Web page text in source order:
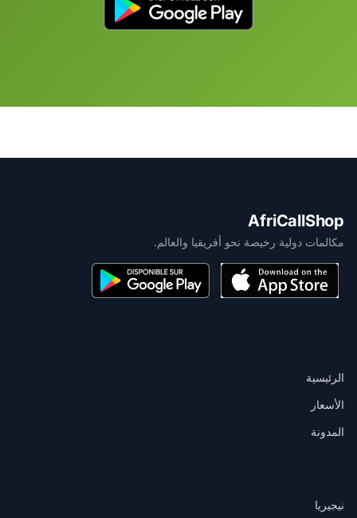
AfriCallShop
مكالمات دولية رخيصة نحو أفريقيا والعالم.
الرئيسية
الأسعار
المدونة
نيجيريا